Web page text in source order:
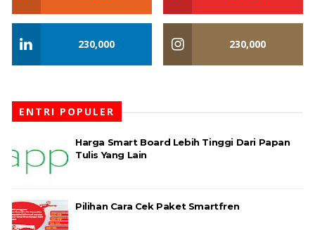
230,000 230,000
ENTRI POPULER
Harga Smart Board Lebih Tinggi Dari Papan
Tulis Yang Lain
Pilihan Cara Cek Paket Smartfren